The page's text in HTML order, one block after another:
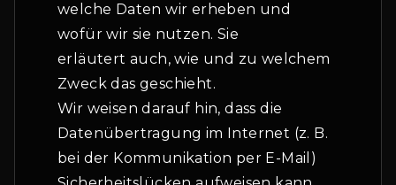
welche Daten wir erheben und
wofür wir sie nutzen. Sie
erläutert auch, wie und zu welchem
Zweck das geschieht.
Wir weisen darauf hin, dass die
Datenübertragung im Internet (z. B.
bei der Kommunikation per E-Mail)